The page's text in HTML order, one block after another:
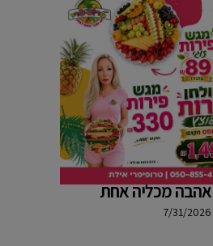
אהבה מכליה אחת
7/31/2026